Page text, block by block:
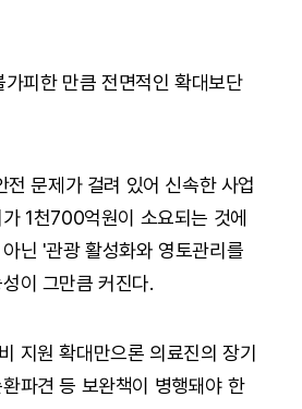
피한 만큼 전면적인 확대보단
문제가 걸려 있어 신속한 사업
1천700억원이 소요되는 것에
닌 '관광 활성화와 영토관리를
이 그만큼 커진다.
지원 확대만으론 의료진의 장기
파견 등 보완책이 병행돼야 한